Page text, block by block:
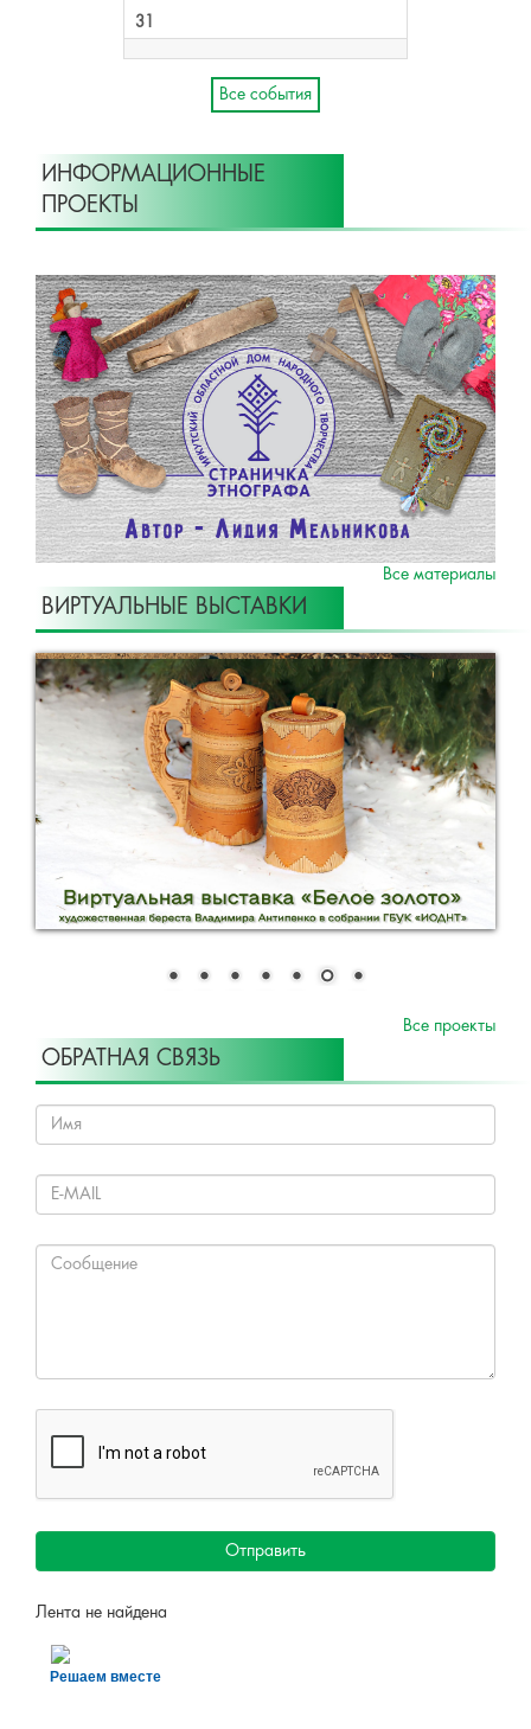
31
Все события
ИНФОРМАЦИОННЫЕ
ПРОЕКТЫ
Все материалы
ВИРТУАЛЬНЫЕ ВЫСТАВКИ
Все проекты
ОБРАТНАЯ СВЯЗЬ
Отправить
Лента не найдена
Решаем вместе